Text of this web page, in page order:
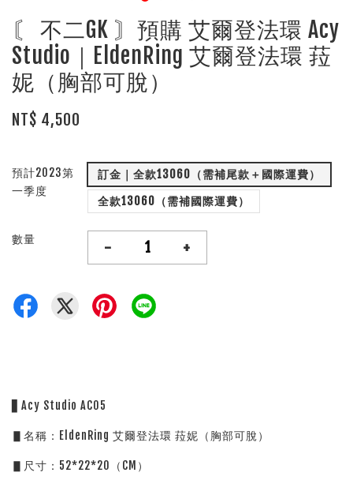
〘 不二GK 〙預購 艾爾登法環 ​Acy
Studio｜EldenRing 艾爾登法環 菈
妮（胸部可脫）
NT$ 4,500
預計2023第
一季度
訂金｜全款13060（需補尾款＋國際運費）
全款13060（需補國際運費）
數量 - +
▋Acy Studio AC05
▋名稱：EldenRing 艾爾登法環 菈妮（胸部可脫）
▋尺寸：52*22*20（CM）